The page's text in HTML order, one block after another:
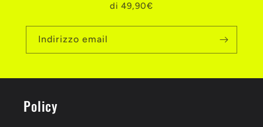
di 49,90€
Indirizzo email
Policy